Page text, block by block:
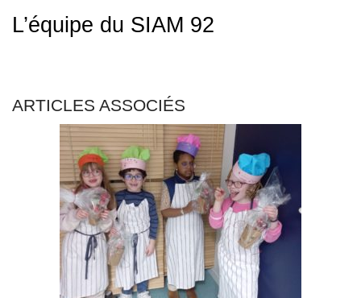
L’équipe du SIAM 92
ARTICLES ASSOCIÉS